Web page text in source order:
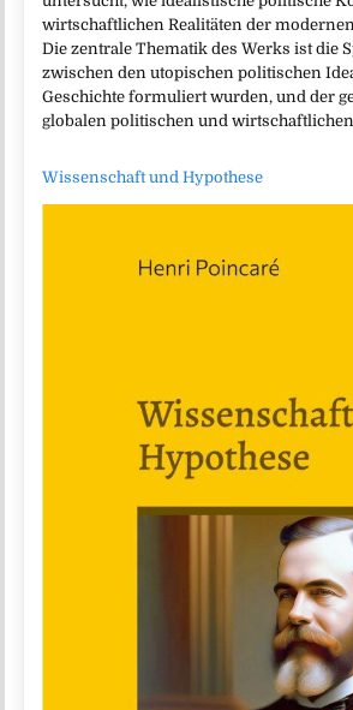
wirtschaftlichen Realitäten der
Die zentrale Thematik des Werks ist die
zwischen den utopischen politischen
Geschichte formuliert wurden, und der
globalen politischen und
Wissenschaft und Hypothese